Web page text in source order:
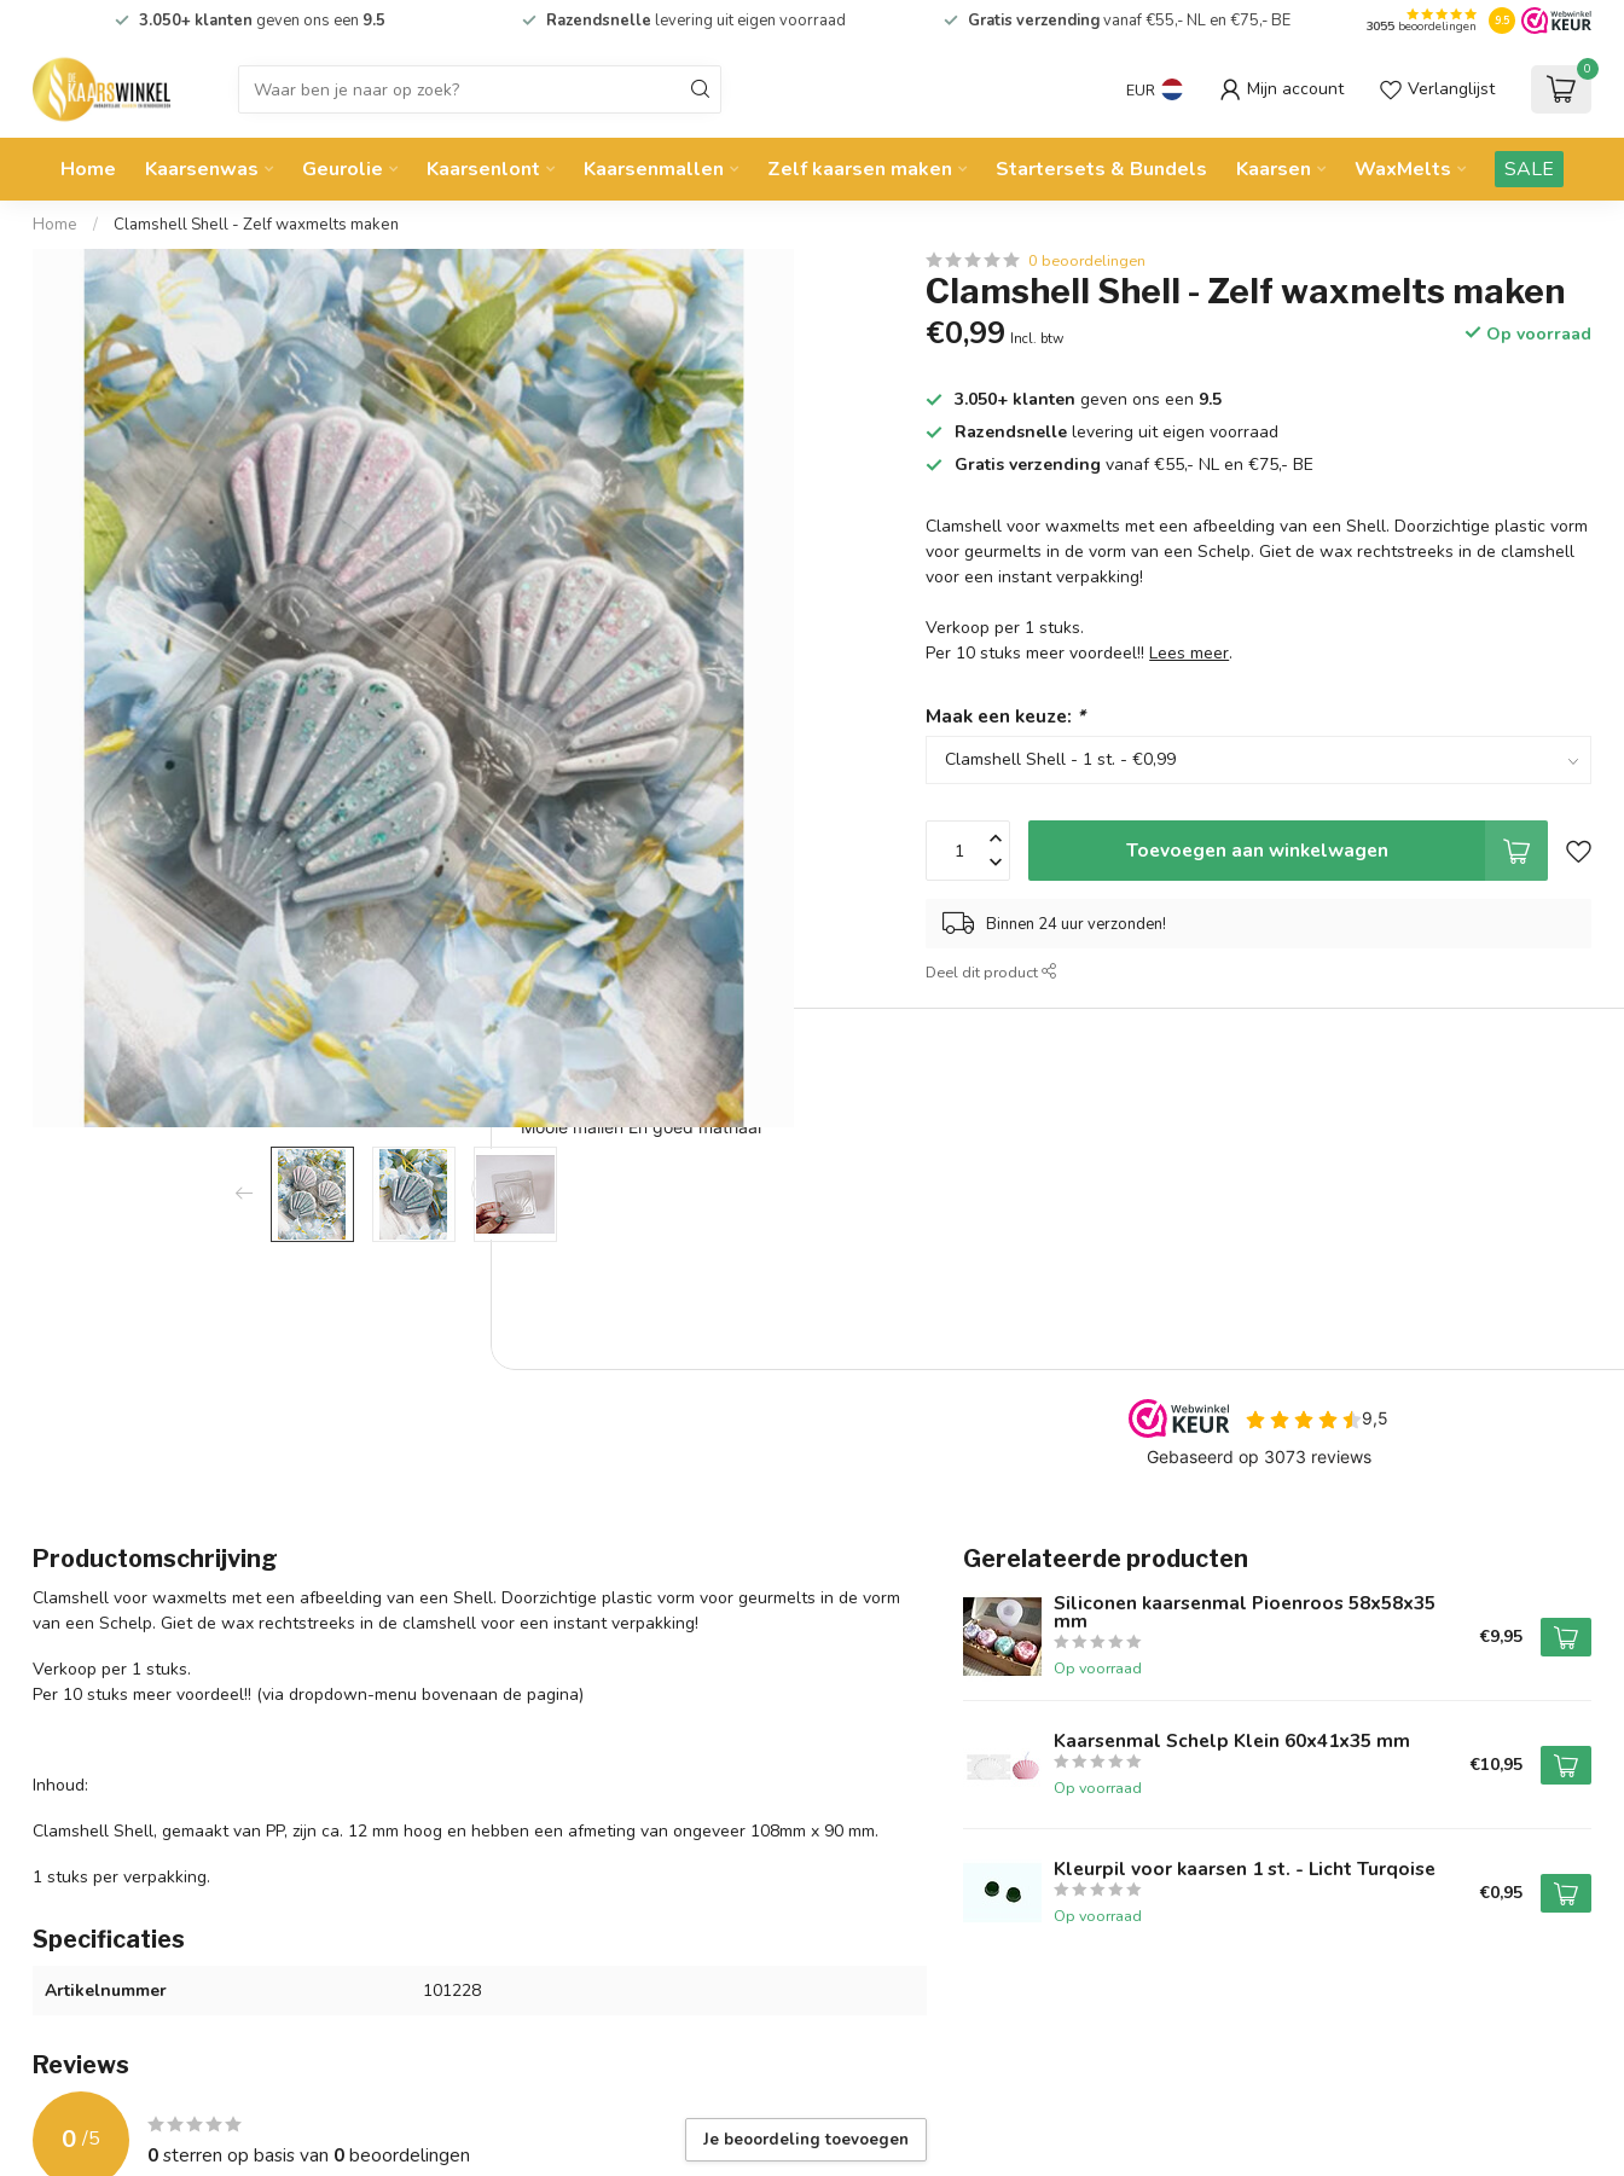
3.050+ klanten geven ons een 9.5 Razendsnelle levering uit eigen voorraad Gratis verzendingvanaf €55,- NL en €75,- BE 3055beoordelingen 9.5
EUR Mijn account Verlanglijst
0
Home Kaarsenwas Geurolie Kaarsenlont Kaarsenmallen Zelf kaarsen maken Startersets & Bundels Kaarsen WaxMelts SALE
Home / Clamshell Shell - Zelf waxmelts maken
0 beoordelingen
Clamshell Shell - Zelf waxmelts maken
€0,99 Incl. btw Op voorraad
3.050+ klanten geven ons een 9.5
Razendsnelle levering uit eigen voorraad
Gratis verzending vanaf €55,- NL en €75,- BE
Clamshell voor waxmelts met een afbeelding van een Shell. Doorzichtige plastic vorm
voor geurmelts in de vorm van een Schelp. Giet de wax rechtstreeks in de clamshell
voor een instant verpakking!
Verkoop per 1 stuks.
Per 10 stuks meer voordeel!!Lees meer.
Maak een keuze: *
Toevoegen aan winkelwagen
Binnen 24 uur verzonden!
Deel dit product
Productomschrijving
Clamshell voor waxmelts met een afbeelding van een Shell. Doorzichtige plastic vorm voor geurmelts in de vorm
van een Schelp. Giet de wax rechtstreeks in de clamshell voor een instant verpakking!
Verkoop per 1 stuks.
Per 10 stuks meer voordeel!! (via dropdown-menu bovenaan de pagina)
Inhoud:
Clamshell Shell, gemaakt van PP, zijn ca. 12 mm hoog en hebben een afmeting van ongeveer 108mm x 90 mm.
1 stuks per verpakking.
Specificaties
Artikelnummer 101228
Reviews
0 /5
0sterren op basis van 0beoordelingen
Je beoordeling toevoegen
Gerelateerde producten
Siliconen kaarsenmal Pioenroos 58x58x35
mm
Op voorraad
€9,95
Kaarsenmal Schelp Klein 60x41x35 mm
Op voorraad
€10,95
Kleurpil voor kaarsen 1 st. - Licht Turqoise
Op voorraad
€0,95